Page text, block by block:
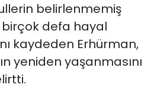
belirlenmemiş
defa hayal
kaydeden Erhürman,
yeniden yaşanmasını